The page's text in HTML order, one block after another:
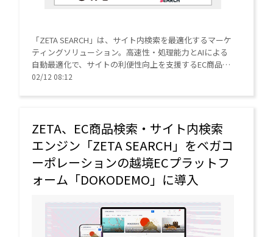
「ZETA SEARCH」は、サイト内検索を最適化するマーケ
ティングソリューション。高速性・処理能力とAIによる
自動最適化で、サイトの利便性向上を支援するEC商品検
索・サイト内検索エンジン。
02/12 08:12
ZETA、EC商品検索・サイト内検索
エンジン「ZETA SEARCH」をベガコ
ーポレーションの越境ECプラットフ
ォーム「DOKODEMO」に導入